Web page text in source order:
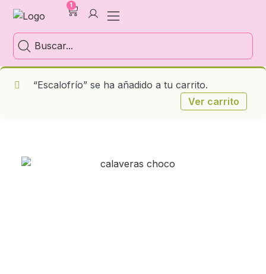
1
“Escalofrío” se ha añadido a tu carrito.
Ver carrito